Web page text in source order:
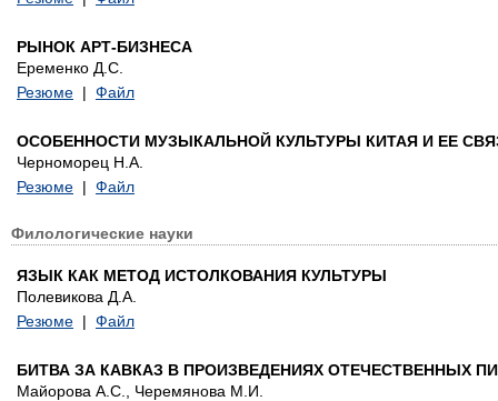
РЫНОК АРТ-БИЗНЕСА
Еременко Д.С.
Резюме | Файл
ОСОБЕННОСТИ МУЗЫКАЛЬНОЙ КУЛЬТУРЫ КИТАЯ И ЕЕ
Черноморец Н.А.
Резюме | Файл
Филологические науки
ЯЗЫК КАК МЕТОД ИСТОЛКОВАНИЯ КУЛЬТУРЫ
Полевикова Д.А.
Резюме | Файл
БИТВА ЗА КАВКАЗ В ПРОИЗВЕДЕНИЯХ ОТЕЧЕСТВЕННЫХ
Майорова А.С., Черемянова М.И.